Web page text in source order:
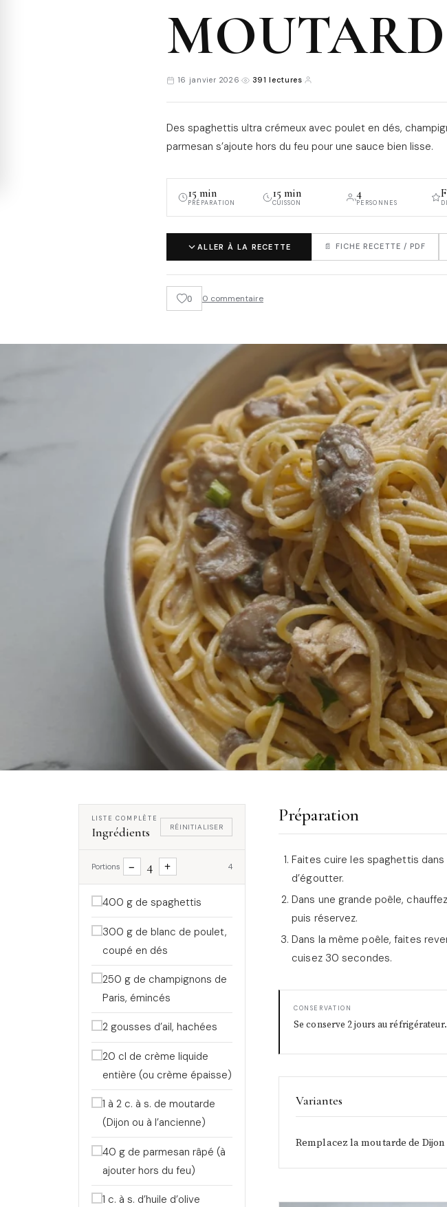
16 janvier 2026 · 391 lectures
Des spaghettis ultra crémeux avec poulet en dés,
parmesan s’ajoute hors du feu pour une sauce bien lisse.
15 min
PRÉPARATION
15 min
CUISSON
4
PERSONNES
ALLER À LA RECETTE 📄 FICHE RECETTE / PDF
0 0 commentaire
LISTE COMPLÈTE
Ingrédients RÉINITIALISER
Portions − 4 + 4
400 g de spaghettis
300 g de blanc de poulet,
coupé en dés
250 g de champignons de
Paris, émincés
2 gousses d’ail, hachées
20 cl de crème liquide
entière (ou crème épaisse)
1 à 2 c. à s. de moutarde
(Dijon ou à l’ancienne)
40 g de parmesan râpé (à
ajouter hors du feu)
1 c. à s. d’huile d’olive
Préparation
Faites cuire les spaghettis dans
d’égoutter.
Dans une grande poêle,
puis réservez.
Dans la même poêle, faites
cuisez 30 secondes.
CONSERVATION
Se conserve 2 jours au réfrigérateur.
Variantes
Remplacez la moutarde de